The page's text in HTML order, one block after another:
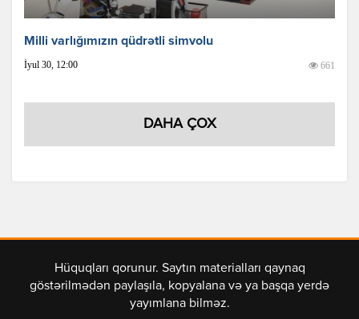
Milli varlığımızın qüdrətli simvolu
İyul 30, 12:00 661
DAHA ÇOX
Hüquqları qorunur. Saytın materialları qaynaq
göstərilmədən paylaşıla, kopyalana və ya başqa yerdə
yayımlana bilməz.